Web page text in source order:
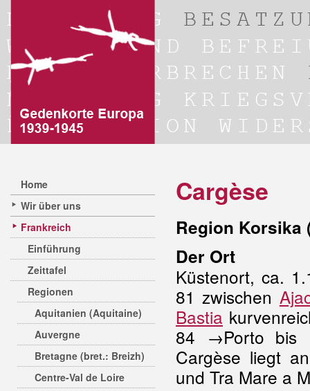
Home
Wir über uns
Frankreich
Einführung
Zeittafel
Regionen
Aquitanien (Aquitaine)
Auvergne
Bretagne (bret.: Breizh)
Centre-Val de Loire
Cargèse
Region Korsika
Der Ort
Küstenort, ca.
81 zwischen
Bastia
84 →Porto bis
Cargèse liegt
und Tra Mare a